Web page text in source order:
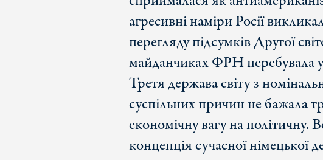
агресивні наміри Росії
перегляду підсумків Другої
майданчиках ФРН перебувала
Третя держава світу з
суспільних причин не бажала
економічну вагу на політичну.
концепція сучасної німецької